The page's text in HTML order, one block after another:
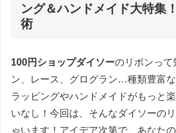
ング＆ハンドメイド大特集
術
100円ショップダイソーのリボンって
ン、レース、グログラン…種類豊富な
ラッピングやハンドメイドがもっと
いなし！今回は、そんなダイソーの
ゃいます！アイデア次第で、あなた